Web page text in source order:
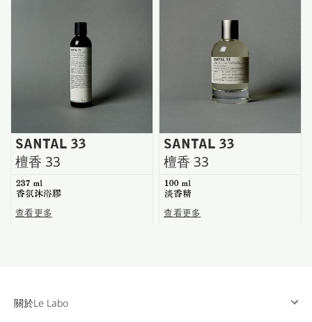
SANTAL 33
檀香 33
237 ml
香氛沐浴膠
查看更多
SANTAL 33
檀香 33
100 ml
淡香精
查看更多
關於Le Labo